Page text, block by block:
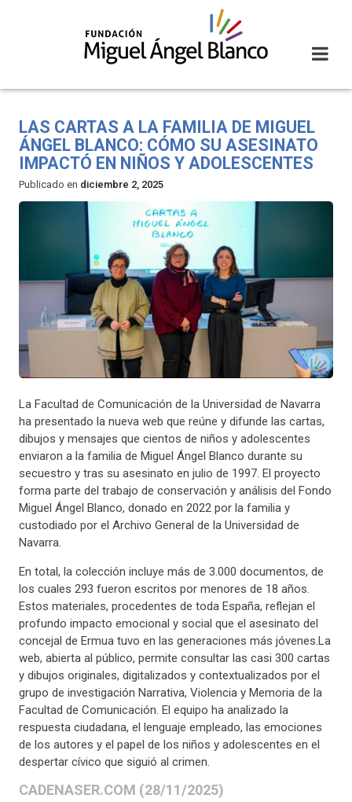
LAS CARTAS A LA FAMILIA DE MIGUEL
ÁNGEL BLANCO: CÓMO SU ASESINATO
IMPACTÓ EN NIÑOS Y ADOLESCENTES
Publicado en diciembre 2, 2025
La Facultad de Comunicación de la Universidad de Navarra
ha presentado la nueva web que reúne y difunde las cartas,
dibujos y mensajes que cientos de niños y adolescentes
enviaron a la familia de Miguel Ángel Blanco durante su
secuestro y tras su asesinato en julio de 1997. El proyecto
forma parte del trabajo de conservación y análisis del Fondo
Miguel Ángel Blanco, donado en 2022 por la familia y
custodiado por el Archivo General de la Universidad de
Navarra.
En total, la colección incluye más de 3.000 documentos, de
los cuales 293 fueron escritos por menores de 18 años.
Estos materiales, procedentes de toda España, reflejan el
profundo impacto emocional y social que el asesinato del
concejal de Ermua tuvo en las generaciones más jóvenes.La
web, abierta al público, permite consultar las casi 300 cartas
y dibujos originales, digitalizados y contextualizados por el
grupo de investigación Narrativa, Violencia y Memoria de la
Facultad de Comunicación. El equipo ha analizado la
respuesta ciudadana, el lenguaje empleado, las emociones
de los autores y el papel de los niños y adolescentes en el
despertar cívico que siguió al crimen.
CADENASER.COM (28/11/2025)